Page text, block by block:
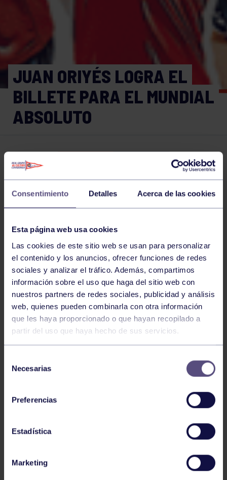
Consentimiento Detalles Acerca de las cookies
Esta página web usa cookies
Las cookies de este sitio web se usan para personalizar
el contenido y los anuncios, ofrecer funciones de redes
sociales y analizar el tráfico. Además, compartimos
información sobre el uso que haga del sitio web con
nuestros partners de redes sociales, publicidad y análisis
web, quienes pueden combinarla con otra información
que les haya proporcionado o que hayan recopilado a
partir del uso que haya hecho de sus servicios.
Necesarias
Preferencias
Estadística
Marketing
JUAN ORIYÉS LOGRA EL
BILLETE PARA EL MUNDIAL
ABSOLUTO
NOTICIAS RELACIONADAS
Piragüismo 06 Ago 2026
CÉSAR ÁLVAREZ CONQUISTA EL MINI
SELLA
Piragüismo